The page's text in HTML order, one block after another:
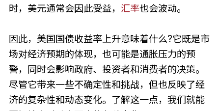
时，美元通常会因此受益， 汇率也会波动。
因此，美国国债收益率上升意味着什么?它既是市
场对经济预期的体现，也可能是通胀压力的预
警，同时会影响政府、投资者和消费者的决策。
尽管它带来一些不确定性和挑战，但也反映了经
济的复杂性和动态变化。了解这一点，我们就能